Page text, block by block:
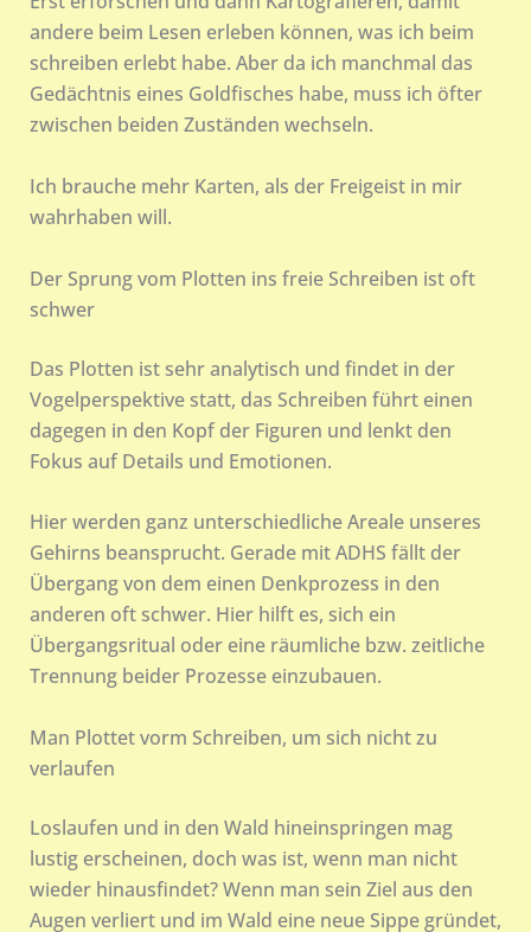
andere beim Lesen erleben können, was ich beim
schreiben erlebt habe. Aber da ich manchmal das
Gedächtnis eines Goldfisches habe, muss ich öfter
zwischen beiden Zuständen wechseln.
Ich brauche mehr Karten, als der Freigeist in mir
wahrhaben will.
Der Sprung vom Plotten ins freie Schreiben ist oft
schwer
Das Plotten ist sehr analytisch und findet in der
Vogelperspektive statt, das Schreiben führt einen
dagegen in den Kopf der Figuren und lenkt den
Fokus auf Details und Emotionen.
Hier werden ganz unterschiedliche Areale unseres
Gehirns beansprucht. Gerade mit ADHS fällt der
Übergang von dem einen Denkprozess in den
anderen oft schwer. Hier hilft es, sich ein
Übergangsritual oder eine räumliche bzw. zeitliche
Trennung beider Prozesse einzubauen.
Man Plottet vorm Schreiben, um sich nicht zu
verlaufen
Loslaufen und in den Wald hineinspringen mag
lustig erscheinen, doch was ist, wenn man nicht
wieder hinausfindet? Wenn man sein Ziel aus den
Augen verliert und im Wald eine neue Sippe gründet,